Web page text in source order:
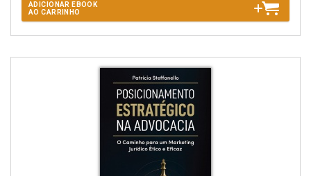
ADICIONAR EBOOK
AO CARRINHO